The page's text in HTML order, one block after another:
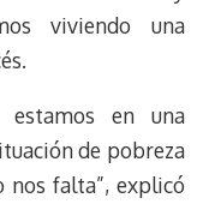
viviendo una
estamos en una
de pobreza
nos falta”, explicó